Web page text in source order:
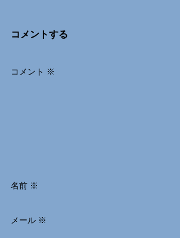
コメントする
コメント ※
名前 ※
メール ※